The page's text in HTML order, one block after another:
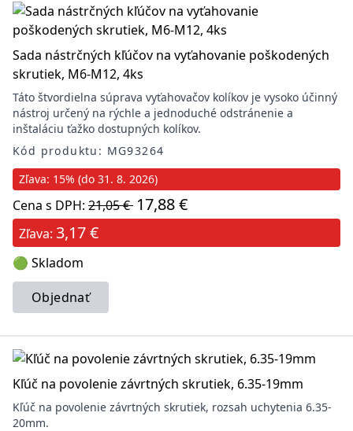
Sada nástrčných kľúčov na vyťahovanie poškodených
skrutiek, M6-M12, 4ks
Táto štvordielna súprava vyťahovačov kolíkov je vysoko účinný
nástroj určený na rýchle a jednoduché odstránenie a
inštaláciu ťažko dostupných kolíkov.
Kód produktu: MG93264
Zľava: 15% (do 31. 8. 2026)
Cena s DPH: 21,05 € 17,88 €
Zľava: 3,17 €
🟢 Skladom
Objednať
Kľúč na povolenie závrtných skrutiek, 6.35-19mm
Kľúč na povolenie závrtných skrutiek, rozsah uchytenia 6.35-
20mm.